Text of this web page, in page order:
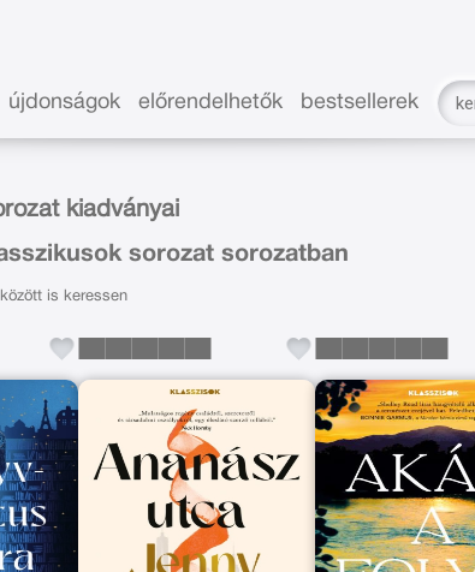
újdonságok előrendelhetők bestsellerek
kiadványai
sorozat sorozatban
is keressen